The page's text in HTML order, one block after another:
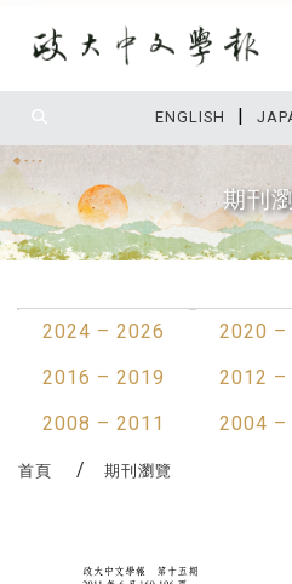
ENGLISH |
期刊
2024 – 2026
2020 –
2016 – 2019
2012 –
2008 – 2011
2004 –
首頁 期刊瀏覽